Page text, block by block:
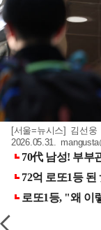
[서울=뉴시스] 김선
2026.05.31.